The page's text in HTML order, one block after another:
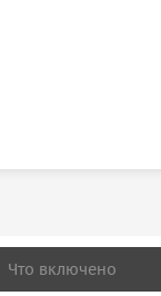
Что включено